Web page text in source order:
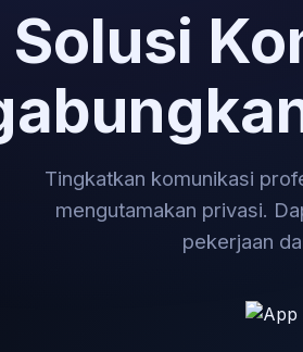
Solusi
Tingkatkan komunikasi
mengutamakan privasi.
pekerjaan